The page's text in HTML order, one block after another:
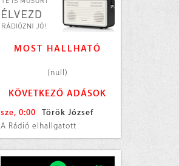
MOST HALLHATÓ
(null)
KÖVETKEZŐ ADÁSOK
sze, 0:00
Török József
A Rádió elhallgatott